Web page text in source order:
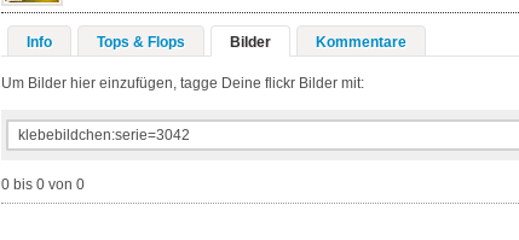
Info Tops & Flops Bilder Kommentare
Um Bilder hier einzufügen, tagge Deine flickr Bilder mit:
0 bis 0 von 0